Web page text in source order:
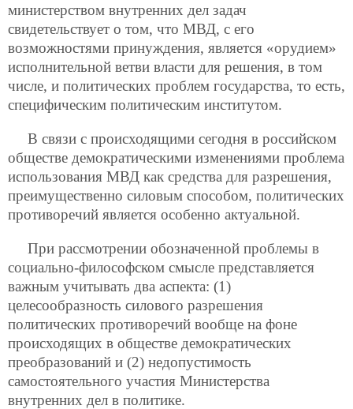
министерством внутренних дел задач
свидетельствует о том, что МВД, с его
возможностями принуждения, является «орудием»
исполнительной ветви власти для решения, в том
числе, и политических проблем государства, то есть,
специфическим политическим институтом.
В связи с происходящими сегодня в российском
обществе демократическими изменениями проблема
использования МВД как средства для разрешения,
преимущественно силовым способом, политических
противоречий является особенно актуальной.
При рассмотрении обозначенной проблемы в
социально-философском смысле представляется
важным учитывать два аспекта: (1)
целесообразность силового разрешения
политических противоречий вообще на фоне
происходящих в обществе демократических
преобразований и (2) недопустимость
самостоятельного участия Министерства
внутренних дел в политике.